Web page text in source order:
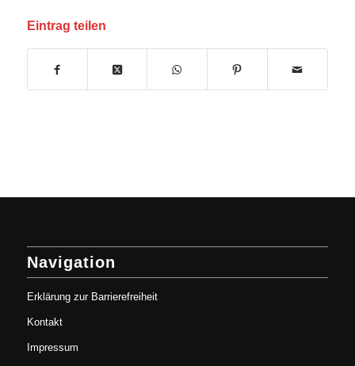
Eintrag teilen
Navigation
Erklärung zur Barrierefreiheit
Kontakt
Impressum